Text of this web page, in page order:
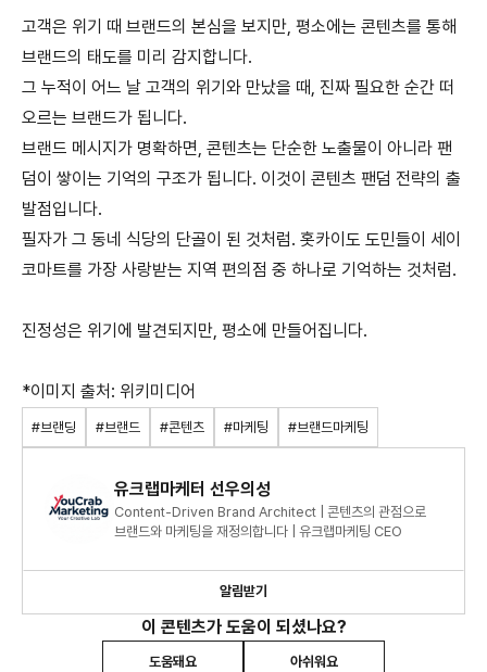
고객은 위기 때 브랜드의 본심을 보지만, 평소에는 콘텐츠를 통해
브랜드의 태도를 미리 감지합니다.
그 누적이 어느 날 고객의 위기와 만났을 때, 진짜 필요한 순간 떠
오르는 브랜드가 됩니다.
브랜드 메시지가 명확하면, 콘텐츠는 단순한 노출물이 아니라 팬
덤이 쌓이는 기억의 구조가 됩니다. 이것이 콘텐츠 팬덤 전략의 출
발점입니다.
필자가 그 동네 식당의 단골이 된 것처럼. 홋카이도 도민들이 세이
코마트를 가장 사랑받는 지역 편의점 중 하나로 기억하는 것처럼.
진정성은 위기에 발견되지만, 평소에 만들어집니다.
*이미지 출처: 위키미디어
#브랜딩 #브랜드 #콘텐츠 #마케팅 #브랜드마케팅
유크랩마케터 선우의성
Content-Driven Brand Architect | 콘텐츠의 관점으로
브랜드와 마케팅을 재정의합니다 | 유크랩마케팅 CEO
알림받기
이 콘텐츠가 도움이 되셨나요?
도움돼요 아쉬워요